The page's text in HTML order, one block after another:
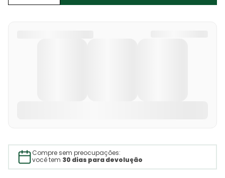
Compre sem preocupações:
você tem 30 dias para devolução